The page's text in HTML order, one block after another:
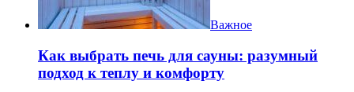
Важное
Как выбрать печь для сауны: разумный
подход к теплу и комфорту